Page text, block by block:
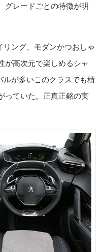
グレードごとの特徴が明
ング、モダンかつおしゃ
が高次元で楽しめるシャ
が多いこのクラスでも積
っていた。正真正銘の実